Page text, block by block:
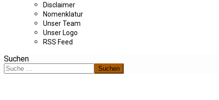
Disclaimer
Nomenklatur
Unser Team
Unser Logo
RSS Feed
Suchen
Suchen